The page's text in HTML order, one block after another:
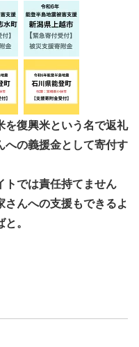
復興米という名で返礼
への義援金として寄付す
では責任持てません
んへの支援もできるよ
。